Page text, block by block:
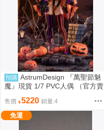
預購 AstrumDesign 『萬聖節魅
魔』現貨 1/7 PVC人偶 （官方賣
售價 5220 銷量:4
免運